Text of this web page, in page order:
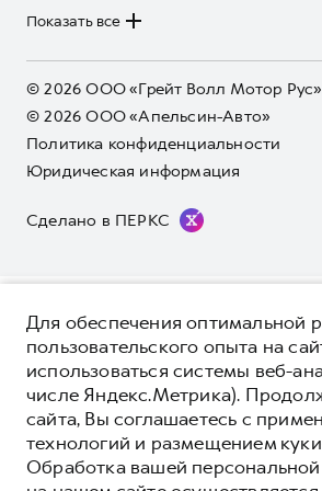
Коллекция Базовая
Коллекция Детская
Коллекция Базовая
Все цены, указанные на данном сайте,
розничными ценами по расчетам
Волл Мотор Рус»). Для получения
«Грейт Волл Мотор Рус» либо по телефону
511-59-86, либо на сайте. Опубликованная
информация может быть изменена в любое
предварительного уведомления.
****На некоторых автомобилях HAVAL может
(блок ЭРА-ГЛОНАСС).
Показать все
© 2026 ООО «Грейт Волл Мотор Рус»
© 2026 ООО «Апельсин-Авто»
Политика конфиденциальности
Юридическая информация
Сделано в ПЕРКС
Для обеспечения оптимальной
пользовательского опыта на
использоваться системы веб-
числе Яндекс.Метрика).
сайта, Вы соглашаетесь с
технологий и размещением
Обработка вашей